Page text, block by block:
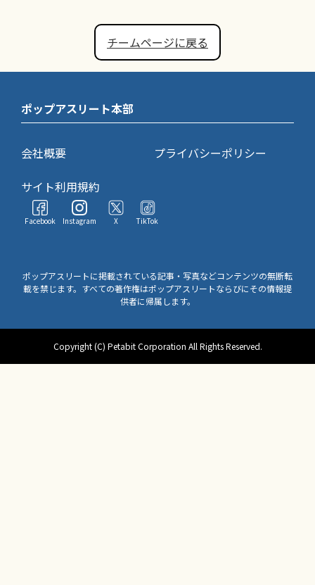
チームページに戻る
ポップアスリート本部
会社概要
プライバシーポリシー
サイト利用規約
Facebook Instagram X TikTok
ポップアスリートに掲載されている記事・写真などコンテンツの無断転
載を禁じます。すべての著作権はポップアスリートならびにその情報提
供者に帰属します。
Copyright (C) Petabit Corporation All Rights Reserved.